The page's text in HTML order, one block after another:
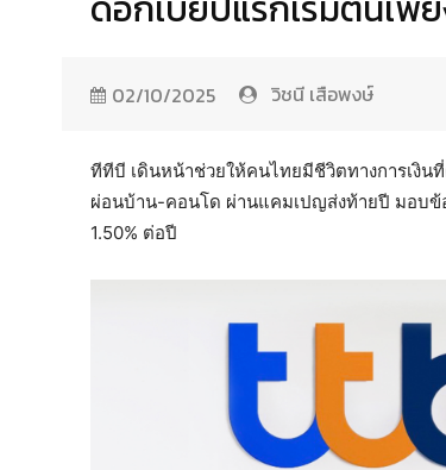
02/10/2025 วิชนี เสือพงษ์
ทีทีบี เดินหน้าช่วยให้คนไทยมีชีวิตทางการเงิน
ผ่อนบ้าน-คอนโด ผ่านแคมเปญส่งท้ายปี มอบข้
1.50% ต่อปี